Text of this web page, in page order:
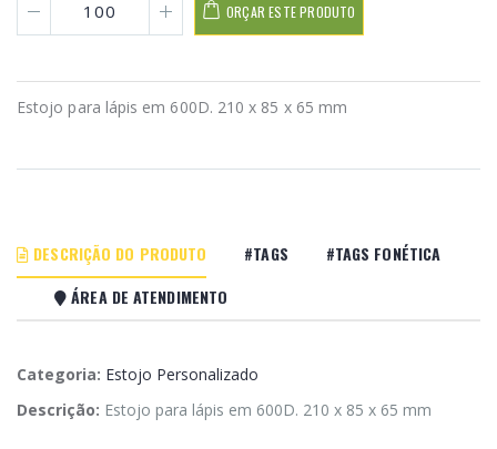
ORÇAR ESTE PRODUTO
Estojo para lápis em 600D. 210 x 85 x 65 mm
DESCRIÇÃO DO PRODUTO #TAGS
#TAGS FONÉTICA
ÁREA DE ATENDIMENTO
Categoria: Estojo Personalizado
Descrição: Estojo para lápis em 600D. 210 x 85 x 65 mm